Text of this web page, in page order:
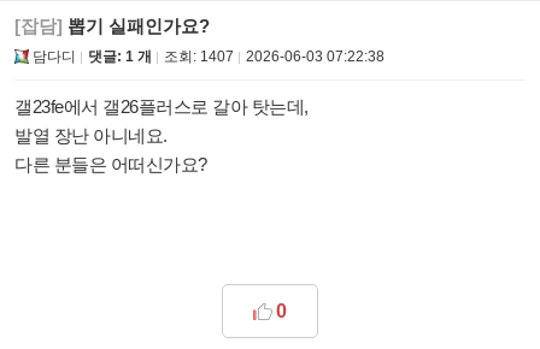
[잡담] 뽑기 실패인가요?
담다디 댓글: 1 개 조회: 1407 2026-06-03 07:22:38
갤23fe에서 갤26플러스로 갈아 탓는데,
발열 장난 아니네요.
다른 분들은 어떠신가요?
0